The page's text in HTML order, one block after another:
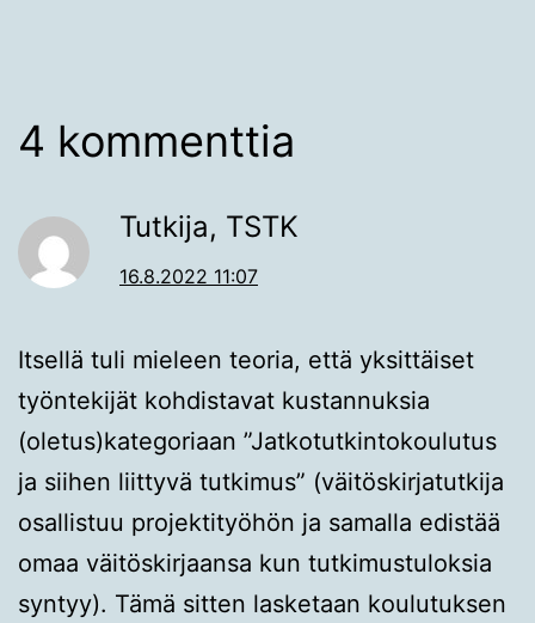
4 kommenttia
Tutkija, TSTK
16.8.2022 11:07
Itsellä tuli mieleen teoria, että yksittäiset
työntekijät kohdistavat kustannuksia
(oletus)kategoriaan ”Jatkotutkintokoulutus
ja siihen liittyvä tutkimus” (väitöskirjatutkija
osallistuu projektityöhön ja samalla edistää
omaa väitöskirjaansa kun tutkimustuloksia
syntyy). Tämä sitten lasketaan koulutuksen